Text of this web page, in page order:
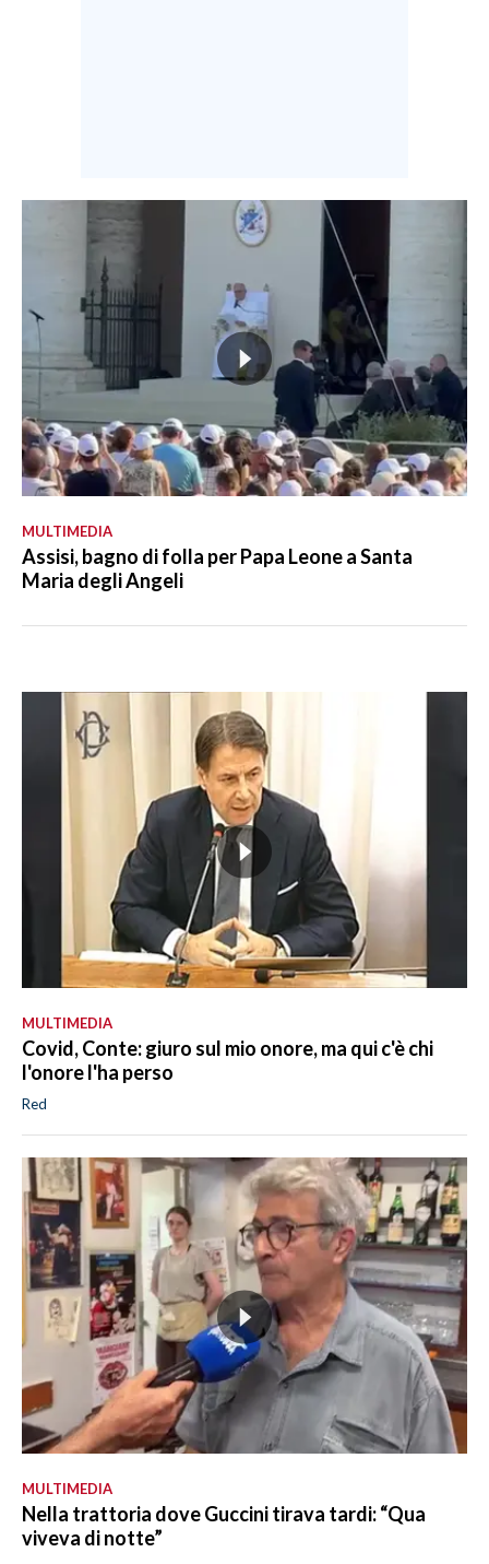
MULTIMEDIA
Assisi, bagno di folla per Papa Leone a Santa
Maria degli Angeli
MULTIMEDIA
Covid, Conte: giuro sul mio onore, ma qui c'è chi
l'onore l'ha perso
Red
MULTIMEDIA
Nella trattoria dove Guccini tirava tardi: “Qua
viveva di notte”